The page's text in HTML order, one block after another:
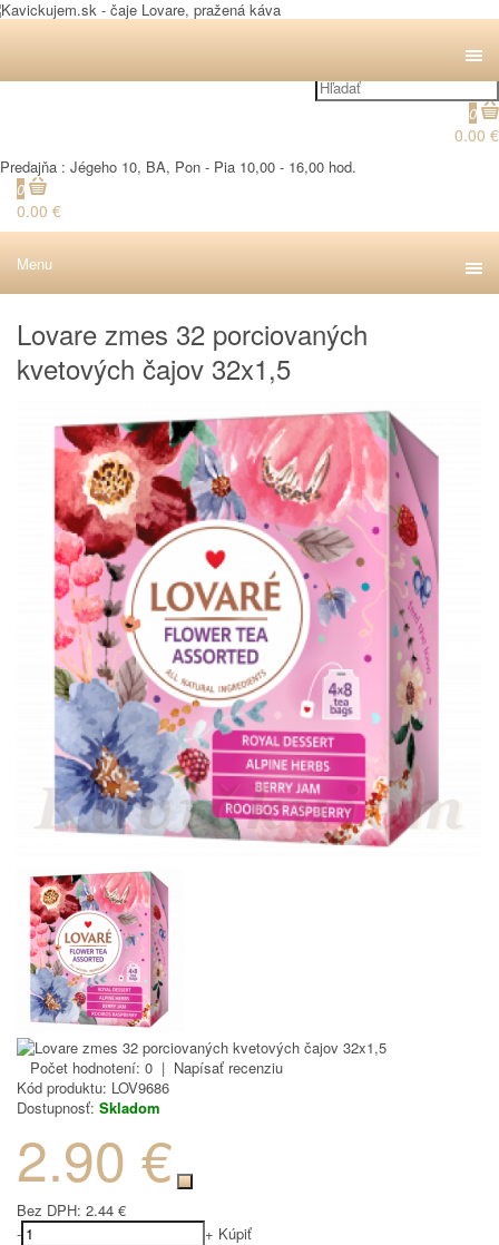
0
0.00 €
Predajňa : Jégeho 10, BA, Pon - Pia 10,00 - 16,00 hod.
0
0.00 €
Menu
Lovare zmes 32 porciovaných
kvetových čajov 32x1,5
Počet hodnotení: 0 | Napísať recenziu
Kód produktu: LOV9686
Dostupnosť: Skladom
2.90 €
Bez DPH: 2.44 €
-
+ Kúpiť